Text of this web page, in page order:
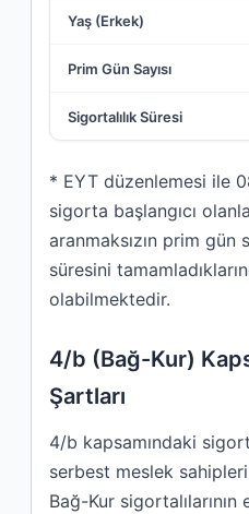
* EYT düzenlemesi ile
sigorta başlangıcı
aranmaksızın prim gün
süresini
olabilmektedir.
4/b (Bağ-Kur)
Şartları
4/b kapsamındaki
serbest meslek
Bağ-Kur